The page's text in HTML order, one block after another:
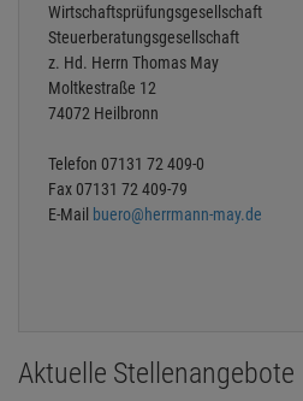
Wirtschaftsprüfungsgesellschaft
Steuerberatungsgesellschaft
z. Hd. Herrn Thomas May
Moltkestraße 12
74072 Heilbronn
Telefon 07131 72 409-0
Fax 07131 72 409-79
E-Mail buero@herrmann-may.de
Aktuelle Stellenangebote